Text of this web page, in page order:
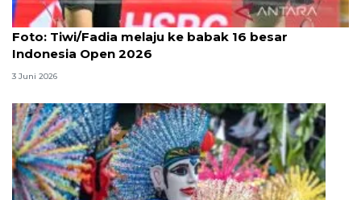
Foto
Foto: Tiwi/Fadia melaju ke babak 16 besar
Indonesia Open 2026
3 Juni 2026